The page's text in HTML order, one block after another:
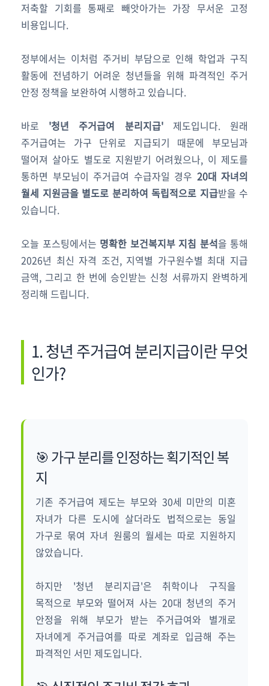
저축할 기회를 통째로 빼앗아가는 가장 무서운 고정
비용입니다.
정부에서는 이처럼 주거비 부담으로 인해 학업과 구직
활동에 전념하기 어려운 청년들을 위해 파격적인 주거
안정 정책을 보완하여 시행하고 있습니다.
바로 '청년 주거급여 분리지급'제도입니다. 원래
주거급여는 가구 단위로 지급되기 때문에 부모님과
떨어져 살아도 별도로 지원받기 어려웠으나, 이 제도를
통하면 부모님이 주거급여 수급자일 경우 20대 자녀의
월세 지원금을 별도로 분리하여 독립적으로 지급받을 수
있습니다.
오늘 포스팅에서는 명확한 보건복지부 지침 분석을 통해
2026년 최신 자격 조건, 지역별 가구원수별 최대 지급
금액, 그리고 한 번에 승인받는 신청 서류까지 완벽하게
정리해 드립니다.
1. 청년 주거급여 분리지급이란 무엇
인가?
🎯 가구 분리를 인정하는 획기적인 복
지
기존 주거급여 제도는 부모와 30세 미만의 미혼
자녀가 다른 도시에 살더라도 법적으로는 동일
가구로 묶여 자녀 원룸의 월세는 따로 지원하지
않았습니다.
하지만 '청년 분리지급'은 취학이나 구직을
목적으로 부모와 떨어져 사는 20대 청년의 주거
안정을 위해 부모가 받는 주거급여와 별개로
자녀에게 주거급여를 따로 계좌로 입금해 주는
파격적인 서민 제도입니다.